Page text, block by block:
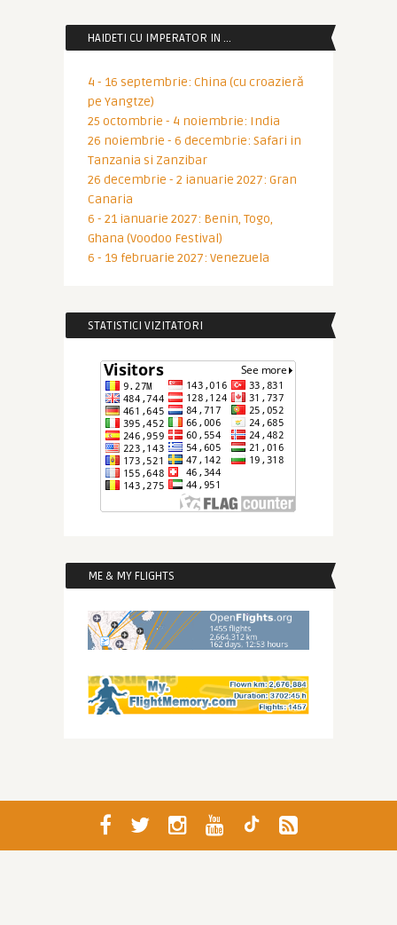
HAIDETI CU IMPERATOR IN …
4 - 16 septembrie: China (cu croazieră
pe Yangtze)
25 octombrie - 4 noiembrie: India
26 noiembrie - 6 decembrie: Safari in
Tanzania si Zanzibar
26 decembrie - 2 ianuarie 2027: Gran
Canaria
6 - 21 ianuarie 2027: Benin, Togo,
Ghana (Voodoo Festival)
6 - 19 februarie 2027: Venezuela
STATISTICI VIZITATORI
ME & MY FLIGHTS